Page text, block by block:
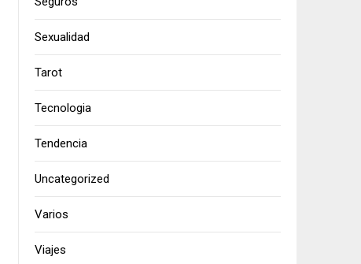
Sexualidad
Tarot
Tecnologia
Tendencia
Uncategorized
Varios
Viajes